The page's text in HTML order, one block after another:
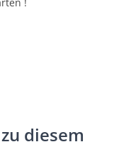
diesem